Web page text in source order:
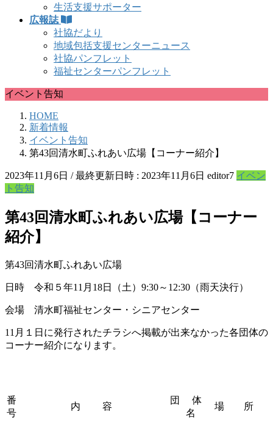
生活支援サポーター
広報誌
社協だより
地域包括支援センターニュース
社協パンフレット
福祉センターパンフレット
イベント告知
HOME
新着情報
イベント告知
第43回清水町ふれあい広場【コーナー紹介】
2023年11月6日 / 最終更新日時 : 2023年11月6日 editor7 イベン
ト告知
第43回清水町ふれあい広場【コーナー
紹介】
第43回清水町ふれあい広場
日時 令和５年11月18日（土）9:30～12:30（雨天決行）
会場 清水町福祉センター・シニアセンター
11月１日に発行されたチラシへ掲載が出来なかった各団体の
コーナー紹介になります。
番
号
内 容
団 体
名
場 所